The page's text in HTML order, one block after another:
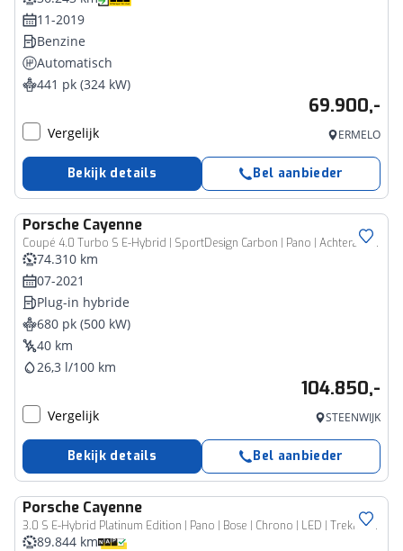
11-2019
Benzine
Automatisch
441 pk (324 kW)
69.900,-
Vergelijk ERMELO
Bekijk details Bel aanbieder
Porsche Cayenne
Coupé 4.0 Turbo S E-Hybrid | SportDesign Carbon | Pano | Achterassturing | Burmester
74.310 km
07-2021
Plug-in hybride
680 pk (500 kW)
40 km
26,3 l/100 km
104.850,-
Vergelijk STEENWIJK
Bekijk details Bel aanbieder
Porsche Cayenne
3.0 S E-Hybrid Platinum Edition | Pano | Bose | Chrono | LED | Trekhaak | Luchtvering | Memory | Dodehoekdetectie
89.844 km